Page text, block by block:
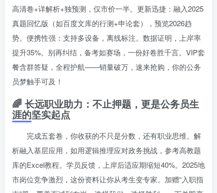
高清卷+详解析+独预测，仅市价一半。更新迅捷：融入2025
真题回忆版（如百度文库的行测+申论套），预览2026趋
势。便携性强：支持多设备，离线标注。数据证明，上岸率
提升35%。别再纠结，备考如赛场，一份好卷胜千言。VIP套
餐含群答疑，全程护航——销量破万，速来抢购，你的公务
员梦触手可及！
🌈 长远职业助力：不止押题，更是公务员生
涯的坚实起点
完成五套卷，你收获的不只是分数，还有职业思维。解
析融入基层应用，如用逻辑推理应对政务挑战，参考高教题
库的Excel教程。学员反馈，上岸后适应期缩短40%。2025地
市岗位竞争激烈，这份资料让你从考生变专家。加赠“入职指